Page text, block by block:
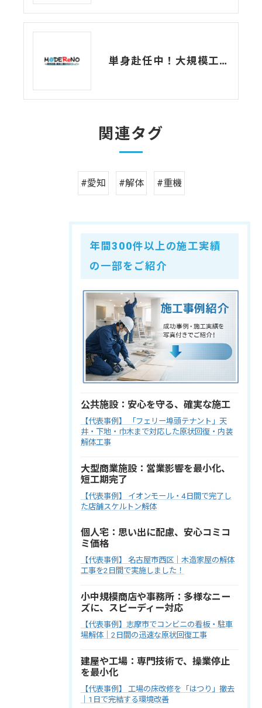
単身赴任中！大規模工場解体の現場からお届けする現場日記
関連タグ
#愛知 #解体 #重機
年間300件以上の施工実績
の一部をご紹介
公共施設：安心を守る、確実な施工
【代表事例】 「フェリー埠頭テナント」天
井・下地・巾木まで対応した原状回復・内装
解体工事
大型商業施設：営業影響を最小化、
短工期完了
【代表事例】 イオンモール・4日間で完了し
た店舗スケルトン解体
個人宅：思い出に配慮、安心コミコ
ミ価格
【代表事例】 名古屋市西区｜木造家屋の解体
工事を2日間で実施しました！
小中規模商店や事務所：多様なニー
ズに、スピーディー対応
【代表事例】志摩市でコンビニの看板・駐車
場解体｜2日間の迅速な原状回復工事
建屋や工場：専門技術で、操業停止
を最小化
【代表事例】 工場の床改修を「はつり」撤去
｜1日で完結する環境改善